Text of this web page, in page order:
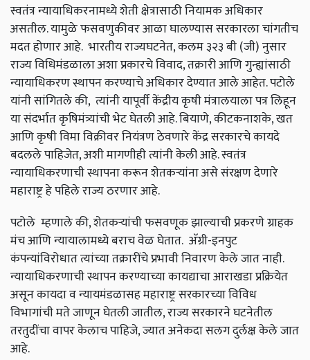
स्वतंत्र न्यायाधिकरनामध्ये शेती क्षेत्रासाठी नियामक अधिकार
असतील. यामुळे फसवणुकीवर आळा घालण्यास सरकारला चांगतीच
मदत होणार आहे. भारतीय राज्यघटनेत, कलम ३२३ बी (जी) नुसार
राज्य विधिमंडळाला अशा प्रकारचे विवाद, तक्रारी आणि गुन्ह्यांसाठी
न्यायाधिकरण स्थापन करण्याचे अधिकार देण्यात आले आहेत. पटोले
यांनी सांगितले की, त्यांनी यापूर्वी केंद्रीय कृषी मंत्रालयाला पत्र लिहून
या संदर्भात कृषिमंत्र्यांची भेट घेतली आहे. बियाणे, कीटकनाशके, खत
आणि कृषी विमा विक्रीवर नियंत्रण ठेवणारे केंद्र सरकारचे कायदे
बदलले पाहिजेत, अशी मागणीही त्यांनी केली आहे. स्वतंत्र
न्यायाधिकरणाची स्थापना करून शेतकऱ्यांना असे संरक्षण देणारे
महाराष्ट्र हे पहिले राज्य ठरणार आहे.
पटोले म्हणाले की, शेतकऱ्यांची फसवणूक झाल्याची प्रकरणे ग्राहक
मंच आणि न्यायालामध्ये बराच वेळ घेतात. अ‍ॅग्री-इनपुट
कंपन्यांविरोधात त्यांच्या तक्रारींचे प्रभावी निवारण केले जात नाही.
न्यायाधिकरणाची स्थापन करण्याच्या कायद्याचा आराखडा प्रक्रियेत
असून कायदा व न्यायमंडळासह महाराष्ट्र सरकारच्या विविध
विभागांची मते जाणून घेतली जातील, राज्य सरकारने घटनेतील
तरतुदींचा वापर केलाच पाहिजे, ज्यात अनेकदा सलग दुर्लक्ष केले जात
आहे.